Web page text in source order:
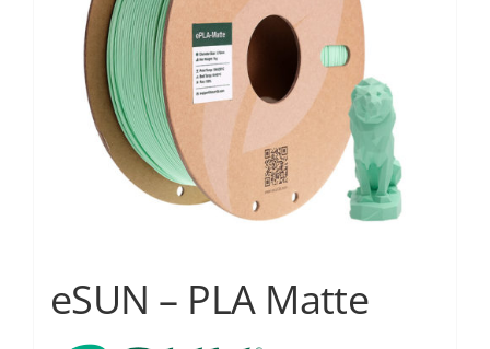
Software
Blog
Επικοινωνία
eSUN – PLA Matte